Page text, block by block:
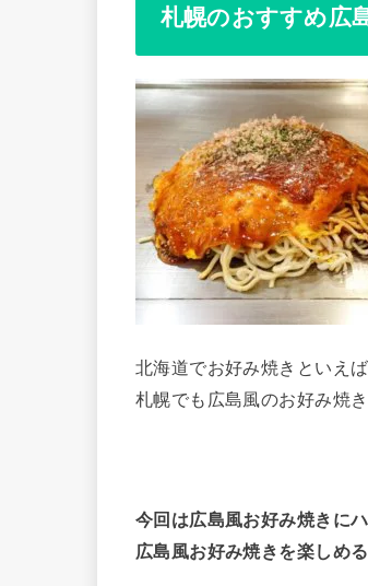
札幌のおすすめ広
北海道でお好み焼きといえ
札幌でも広島風のお好み焼
今回は広島風お好み焼きに
広島風お好み焼きを楽しめ